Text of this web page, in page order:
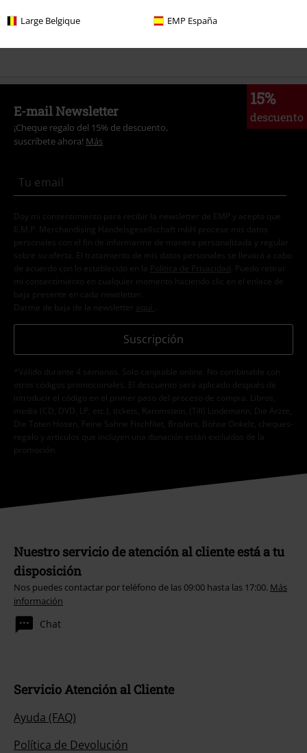
Large Belgique EMP España
15%
descuento
E-mail Newsletter
¡Cheque regalo del 15% de descuento,
suscríbete ahora! Más
Doy mi consentimiento para recibir la newsletter de EMP y acepto que
E.M.P. Merchandising Handelsgesellschaft mbH procese mis datos
personales con el fin de informarme de manera personalizada y regular
sobre su oferta. El tratamiento de mis datos personales se llevará a cabo
de acuerdo con lo establecido en la
Política de Privacidad . Puedo retirar
mi consentimiento en cualquier momento haciendo clic en el enlace de
baja presente en cada newsletter.
Darme de baja de la newsletter
aquí
Suscripción
*Válido durante 4 semanas. Solo canjeable online. No combinable con
otros códigos promocionales. El descuento será aplicado después de
introducir el código en el primer paso del proceso de compra. Libros,
media (CD, DVD, LP, etc.), tickets, Rammstein, (Till) Lindemann, Die Ärzte,
Die Toten Hosen, Feine Sahne Fischfilet, Broilers, Böhse Onkelz, cheques-
regalo y artículos que incluyen una donación están excluidos de la
promoción.
Nuestro servicio de atención al cliente está a tu
disposición
Nos puedes contactar por teléfono de las 09:00 hasta las 17:00. Más
información
Chat
Servicio Atención al Cliente
Ayuda (FAQ)
Política de Devolución